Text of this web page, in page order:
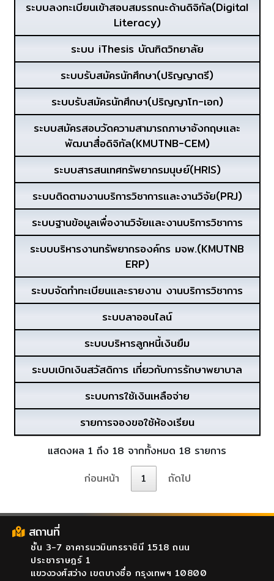
ระบบลงทะเบียนเข้าสอบสมรรถนะด้านดิจิทัล(Digital
Literacy)
ระบบ iThesis บัณฑิตวิทยาลัย
ระบบรับสมัครนักศึกษา(ปริญญาตรี)
ระบบรับสมัครนักศึกษา(ปริญญาโท-เอก)
ระบบสมัครสอบวัดความสามารถภาษาอังกฤษและ
พัฒนาสื่อดิจิทัล(KMUTNB-CEM)
ระบบสารสนเทศทรัพยากรมนุษย์(HRIS)
ระบบติดตามงานบริการวิชาการและงานวิจัย(PRJ)
ระบบฐานข้อมูลเพื่องานวิจัยและงานบริการวิชาการ
ระบบบริหารงานทรัพยากรองค์กร มจพ.(KMUTNB
ERP)
ระบบจัดทำทะเบียนและรายงาน งานบริการวิชาการ
ระบบลาออนไลน์
ระบบบริหารลูกหนี้เงินยืม
ระบบเบิกเงินสวัสดิการ เกี่ยวกับการรักษาพยาบาล
ระบบการใช้เงินเหลือจ่าย
รายการจองขอใช้ห้องเรียน
แสดงผล 1 ถึง 18 จากทั้งหมด 18 รายการ
ก่อนหน้า
1 ถัดไป
สถานที่
ชั้น 3-7 อาคารนวมินทรราชินี 1518 ถนน
ประชาราษฎร์ 1
แขวงวงศ์สว่าง เขตบางซื่อ กรุงเทพฯ 10800